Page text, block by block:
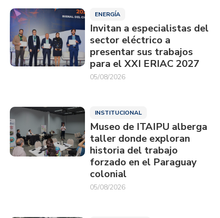
ENERGÍA
Invitan a especialistas del
sector eléctrico a
presentar sus trabajos
para el XXI ERIAC 2027
05/08/2026
INSTITUCIONAL
Museo de ITAIPU alberga
taller donde exploran
historia del trabajo
forzado en el Paraguay
colonial
05/08/2026